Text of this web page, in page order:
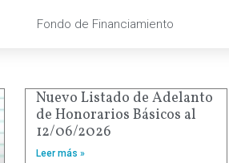
Fondo de Financiamiento
Nuevo Listado de Adelanto
de Honorarios Básicos al
12/06/2026
Leer más »